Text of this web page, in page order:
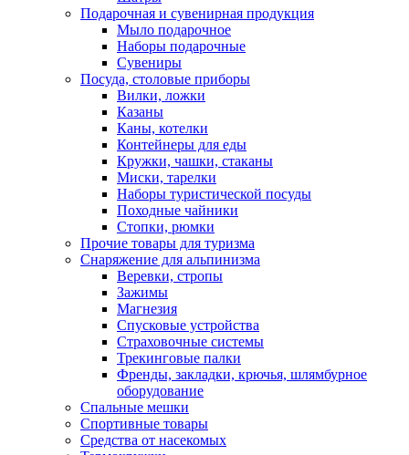
Подарочная и сувенирная продукция
Мыло подарочное
Наборы подарочные
Сувениры
Посуда, столовые приборы
Вилки, ложки
Казаны
Каны, котелки
Контейнеры для еды
Кружки, чашки, стаканы
Миски, тарелки
Наборы туристической посуды
Походные чайники
Стопки, рюмки
Прочие товары для туризма
Снаряжение для альпинизма
Веревки, стропы
Зажимы
Магнезия
Спусковые устройства
Страховочные системы
Трекинговые палки
Френды, закладки, крючья, шлямбурное
оборудование
Спальные мешки
Спортивные товары
Средства от насекомых